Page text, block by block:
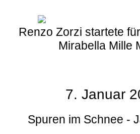
Renzo Zorzi startete
Mirabella Mille
7. Januar
Spuren im Schnee -